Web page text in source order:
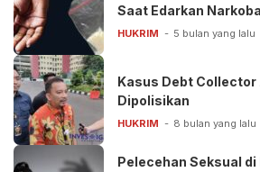
Saat Edarkan
HUKRIM 5 bulan yang lalu
Kasus Debt Collector
Dipolisikan
HUKRIM 8 bulan yang lalu
Pelecehan Seksual di